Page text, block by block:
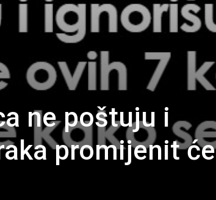
ne poštuju i
promijenit će